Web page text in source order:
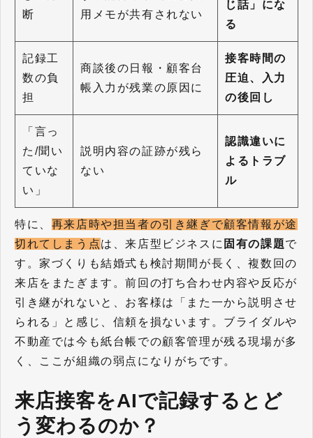
断
用メモが共有されない
じ話」にな
る
記録工
数の負
担
商談後の日報・顧客台
帳入力が残業の原因に
接客時間の
圧迫、入力
の後回し
「言っ
た/聞い
ていな
い」
説明内容の証跡が残ら
ない
認識違いに
よるトラブ
ル
特に、 再来店時や担当者の引き継ぎで顧客情報が途
切れてしまう点は、来店型ビジネスに 固有の課題で
す。家づくりも結婚式も検討期間が長く、複数回の
来店をまたぎます。前回の打ち合わせ内容や反応が
引き継がれないと、お客様は「また一から説明させ
られる」と感じ、信頼を損ないます。ブライダルや
不動産では今も紙台帳での顧客管理が残る現場が多
く、ここが組織の弱点になりがちです。
来店接客をAIで記録するとど
う変わるのか？